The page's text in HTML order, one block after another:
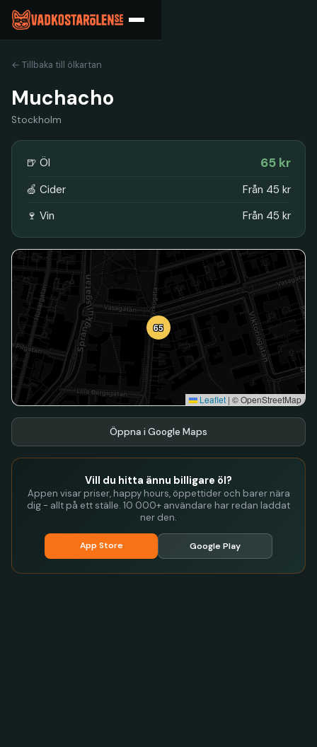
← Tillbaka till ölkartan
Muchacho
Stockholm
🍺 Öl 65 kr
🍏 Cider
Från 45 kr
🍷 Vin
Från 45 kr
65
Leaflet | © OpenStreetMap
Öppna i Google Maps
Vill du hitta ännu billigare öl?
Appen visar priser, happy hours, öppettider och barer nära
dig - allt på ett ställe. 10 000+ användare har redan laddat
ner den.
App Store Google Play